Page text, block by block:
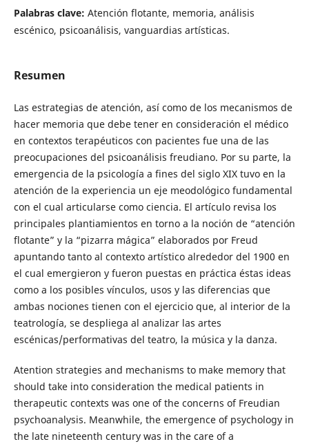
Palabras clave: Atención flotante, memoria, análisis
escénico, psicoanálisis, vanguardias artísticas.
Resumen
Las estrategias de atención, así como de los mecanismos de
hacer memoria que debe tener en consideración el médico
en contextos terapéuticos con pacientes fue una de las
preocupaciones del psicoanálisis freudiano. Por su parte, la
emergencia de la psicología a fines del siglo XIX tuvo en la
atención de la experiencia un eje meodológico fundamental
con el cual articularse como ciencia. El artículo revisa los
principales plantiamientos en torno a la noción de “atención
flotante” y la “pizarra mágica” elaborados por Freud
apuntando tanto al contexto artístico alrededor del 1900 en
el cual emergieron y fueron puestas en práctica éstas ideas
como a los posibles vínculos, usos y las diferencias que
ambas nociones tienen con el ejercicio que, al interior de la
teatrología, se despliega al analizar las artes
escénicas/performativas del teatro, la música y la danza.
Atention strategies and mechanisms to make memory that
should take into consideration the medical patients in
therapeutic contexts was one of the concerns of Freudian
psychoanalysis. Meanwhile, the emergence of psychology in
the late nineteenth century was in the care of a